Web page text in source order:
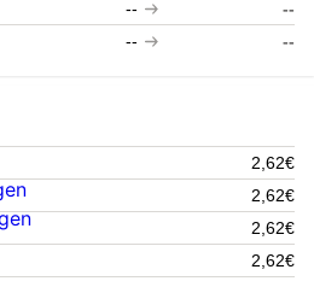
--
--
-- --
2,62€
2,62€
2,62€
2,62€